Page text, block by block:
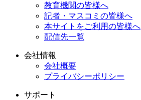
教育機関の皆様へ
記者・マスコミの皆様へ
本サイトをご利用の皆様へ
配信先一覧
会社情報
会社概要
プライバシーポリシー
サポート